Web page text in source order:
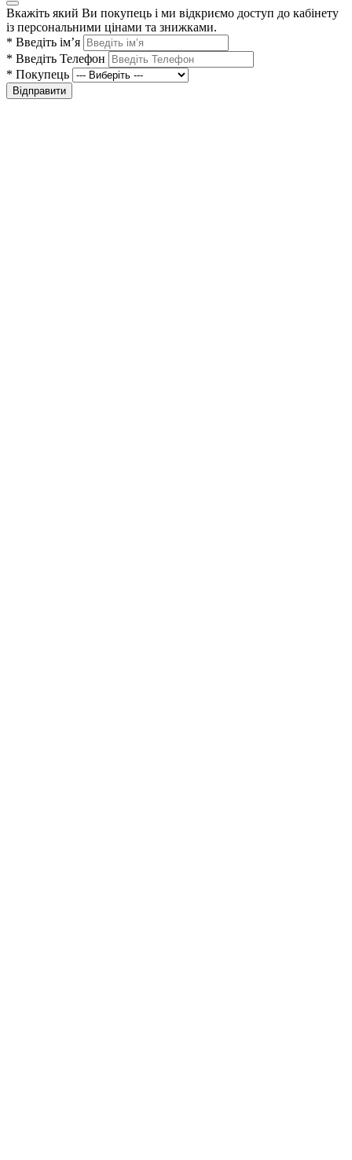
Вкажіть який Ви покупець і ми відкриємо доступ до кабінету
із персональними цінами та знижками.
* Введіть ім’я
* Введіть Телефон
* Покупець
Відправити